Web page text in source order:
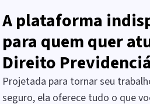
A plataforma
para quem quer
Direito
Projetada para tornar seu
seguro, ela oferece tudo o que